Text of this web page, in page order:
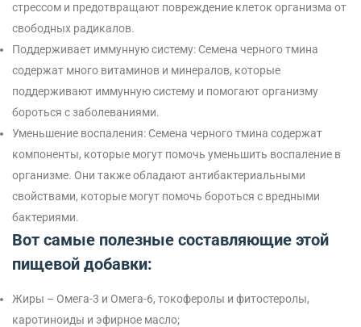
стрессом и предотвращают повреждение клеток организма от
свободных радикалов.
Поддерживает иммунную систему: Семена черного тмина
содержат много витаминов и минералов, которые
поддерживают иммунную систему и помогают организму
бороться с заболеваниями.
Уменьшение воспаления: Семена черного тмина содержат
компоненты, которые могут помочь уменьшить воспаление в
организме. Они также обладают антибактериальными
свойствами, которые могут помочь бороться с вредными
бактериями.
Вот самые полезные составляющие этой
пищевой добавки:
Жиры – Омега-3 и Омега-6, токоферолы и фитостеролы,
каротиноиды и эфирное масло;